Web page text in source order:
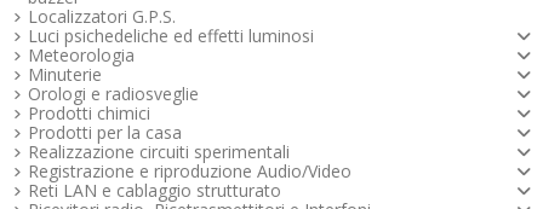
Localizzatori G.P.S.
Luci psichedeliche ed effetti luminosi
Meteorologia
Minuterie
Orologi e radiosveglie
Prodotti chimici
Prodotti per la casa
Realizzazione circuiti sperimentali
Registrazione e riproduzione Audio/Video
Reti LAN e cablaggio strutturato